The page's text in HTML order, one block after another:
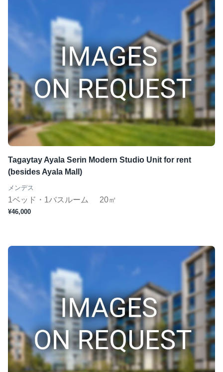
Tagaytay Ayala Serin Modern Studio Unit for rent
(besides Ayala Mall)
メンデス
1ベッド・1バスルーム 20㎡
¥46,000